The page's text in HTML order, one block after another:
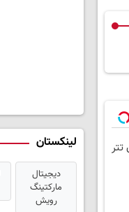
لینکستان
دیجیتال
مارکتینگ
رویش